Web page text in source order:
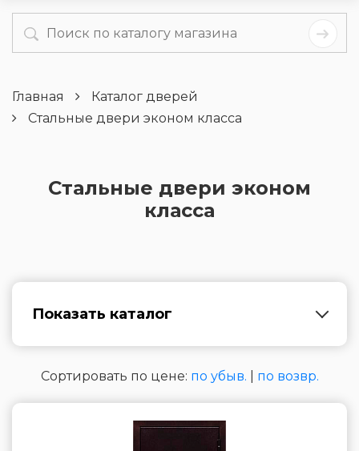
Главная
Каталог дверей
Стальные двери эконом класса
Стальные двери эконом
класса
Показать каталог
Сортировать по цене: по убыв. по возвр.